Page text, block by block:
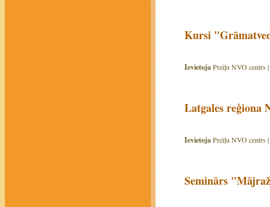
Kursi
IevietojaPreiļu NVO centrs |
Latgales reģiona
IevietojaPreiļu NVO centrs |
Seminārs